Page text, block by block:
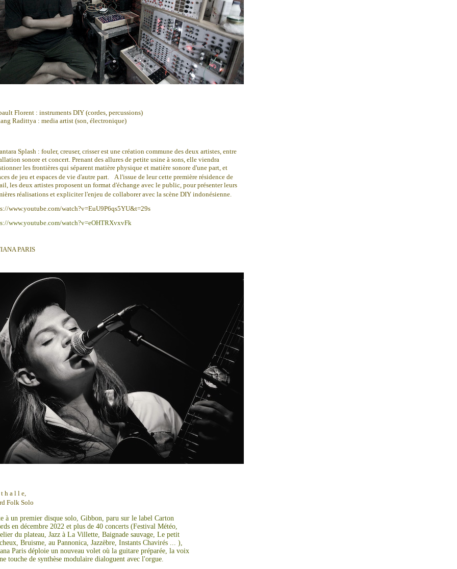
Florent : instruments DIY (cordes, percussions)
Radittya : media artist (son, électronique)
Splash : fouler, creuser, crisser est une création commune des deux artistes, entre
sonore et concert. Prenant des allures de petite usine à sons, elle viendra
les frontières qui séparent matière physique et matière sonore d'une part, et
de jeu et espaces de vie d'autre part. A l'issue de leur cette première résidence de
les deux artistes proposent un format d'échange avec le public, pour présenter leurs
réalisations et expliciter l'enjeu de collaborer avec la scène DIY indonésienne.
www.youtube.com/watch?v=EuU9P6qs5YU&t=29s
www.youtube.com/watch?v=eOHTRXvxvFk
PARIS
a l l e,
Folk Solo
à un premier disque solo, Gibbon, paru sur le label Carton
en décembre 2022 et plus de 40 concerts (Festival Météo,
du plateau, Jazz à La Villette, Baignade sauvage, Le petit
Bruisme, au Pannonica, Jazzèbre, Instants Chavirés ... ),
Paris déploie un nouveau volet où la guitare préparée, la voix
touche de synthèse modulaire dialoguent avec l'orgue.